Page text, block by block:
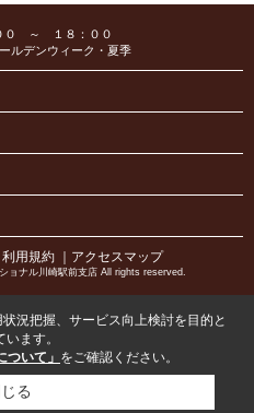
０ ～ １８：００
ルデンウィーク・夏季
利用規約 ｜アクセスマップ
ョナル川崎駅前支店 All rights reserved.
況把握、サービス向上検討を目的と
ます。
ついて」 をご確認ください。
る